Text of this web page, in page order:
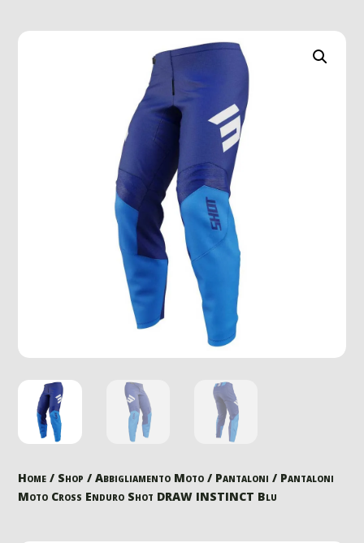
Home / Shop /Abbigliamento Moto / Pantaloni / Pantaloni
Moto Cross Enduro Shot DRAW INSTINCT Blu